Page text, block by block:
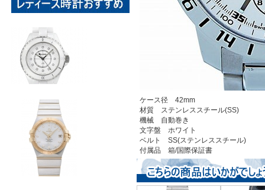
ケース径 42mm
材質 ステンレススチール(SS)
機械 自動巻き
文字盤 ホワイト
ベルト SS(ステンレススチール)
付属品 箱/国際保証書